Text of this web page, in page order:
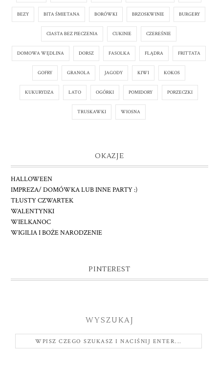
BEZY BITA ŚMIETANA BORÓWKI BRZOSKWINIE BURGERY
CIASTA BEZ PIECZENIA CUKINIE CZEREŚNIE
DOMOWA WĘDLINA DORSZ FASOLKA FLĄDRA FRITTATA
GOFRY GRANOLA JAGODY KIWI KOKOS
KUKURYDZA LATO OGÓRKI POMIDORY PORZECZKI
TRUSKAWKI WIOSNA
OKAZJE
HALLOWEEN
IMPREZA/ DOMÓWKA LUB INNE PARTY :)
TŁUSTY CZWARTEK
WALENTYNKI
WIELKANOC
WIGILIA I BOŻE NARODZENIE
PINTEREST
WYSZUKAJ